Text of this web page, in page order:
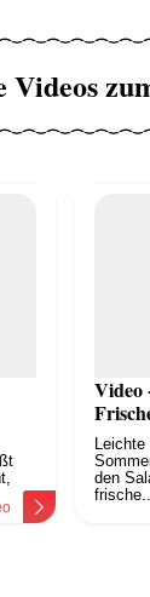
Video
den